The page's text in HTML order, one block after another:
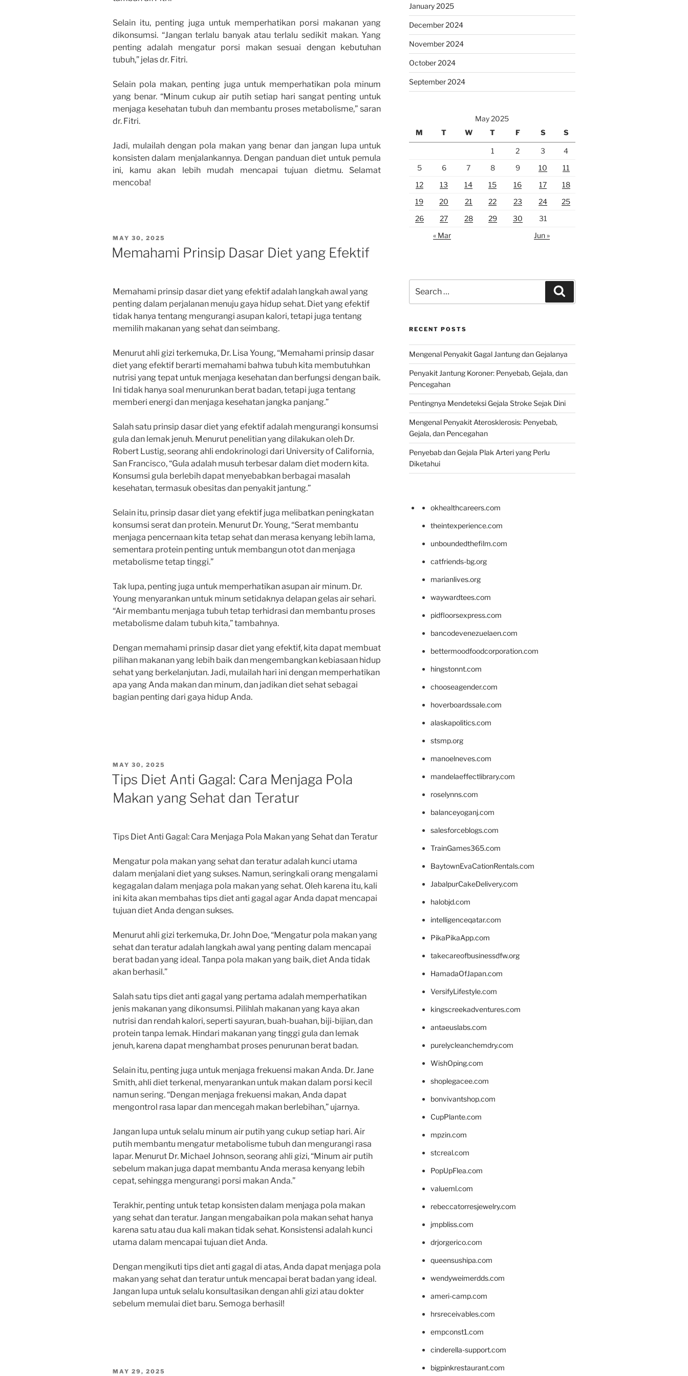
Selain itu, penting juga untuk memperhatikan porsi makanan yang
dikonsumsi. “Jangan terlalu banyak atau terlalu sedikit makan. Yang
penting adalah mengatur porsi makan sesuai dengan kebutuhan
tubuh,” jelas dr. Fitri.
Selain pola makan, penting juga untuk memperhatikan pola minum
yang benar. “Minum cukup air putih setiap hari sangat penting untuk
menjaga kesehatan tubuh dan membantu proses metabolisme,” saran
dr. Fitri.
Jadi, mulailah dengan pola makan yang benar dan jangan lupa untuk
konsisten dalam menjalankannya. Dengan panduan diet untuk pemula
ini, kamu akan lebih mudah mencapai tujuan dietmu. Selamat
mencoba!
POSTED
MAY 30, 2025
Memahami Prinsip Dasar Diet yang Efektif
Memahami prinsip dasar diet yang efektif adalah langkah awal yang
penting dalam perjalanan menuju gaya hidup sehat. Diet yang efektif
tidak hanya tentang mengurangi asupan kalori, tetapi juga tentang
memilih makanan yang sehat dan seimbang.
Menurut ahli gizi terkemuka, Dr. Lisa Young, “Memahami prinsip dasar
diet yang efektif berarti memahami bahwa tubuh kita membutuhkan
nutrisi yang tepat untuk menjaga kesehatan dan berfungsi dengan baik.
Ini tidak hanya soal menurunkan berat badan, tetapi juga tentang
memberi energi dan menjaga kesehatan jangka panjang.”
Salah satu prinsip dasar diet yang efektif adalah mengurangi konsumsi
gula dan lemak jenuh. Menurut penelitian yang dilakukan oleh Dr.
Robert Lustig, seorang ahli endokrinologi dari University of California,
San Francisco, “Gula adalah musuh terbesar dalam diet modern kita.
Konsumsi gula berlebih dapat menyebabkan berbagai masalah
kesehatan, termasuk obesitas dan penyakit jantung.”
Selain itu, prinsip dasar diet yang efektif juga melibatkan peningkatan
konsumsi serat dan protein. Menurut Dr. Young, “Serat membantu
menjaga pencernaan kita tetap sehat dan merasa kenyang lebih lama,
sementara protein penting untuk membangun otot dan menjaga
metabolisme tetap tinggi.”
Tak lupa, penting juga untuk memperhatikan asupan air minum. Dr.
Young menyarankan untuk minum setidaknya delapan gelas air sehari.
“Air membantu menjaga tubuh tetap terhidrasi dan membantu proses
metabolisme dalam tubuh kita,” tambahnya.
Dengan memahami prinsip dasar diet yang efektif, kita dapat membuat
pilihan makanan yang lebih baik dan mengembangkan kebiasaan hidup
sehat yang berkelanjutan. Jadi, mulailah hari ini dengan memperhatikan
apa yang Anda makan dan minum, dan jadikan diet sehat sebagai
bagian penting dari gaya hidup Anda.
POSTED
ON
MAY 30, 2025
Tips Diet Anti Gagal: Cara Menjaga Pola
Makan yang Sehat dan Teratur
Tips Diet Anti Gagal: Cara Menjaga Pola Makan yang Sehat dan Teratur
Mengatur pola makan yang sehat dan teratur adalah kunci utama
dalam menjalani diet yang sukses. Namun, seringkali orang mengalami
kegagalan dalam menjaga pola makan yang sehat. Oleh karena itu, kali
ini kita akan membahas tips diet anti gagal agar Anda dapat mencapai
tujuan diet Anda dengan sukses.
Menurut ahli gizi terkemuka, Dr. John Doe, “Mengatur pola makan yang
sehat dan teratur adalah langkah awal yang penting dalam mencapai
berat badan yang ideal. Tanpa pola makan yang baik, diet Anda tidak
akan berhasil.”
Salah satu tips diet anti gagal yang pertama adalah memperhatikan
jenis makanan yang dikonsumsi. Pilihlah makanan yang kaya akan
nutrisi dan rendah kalori, seperti sayuran, buah-buahan, biji-bijian, dan
protein tanpa lemak. Hindari makanan yang tinggi gula dan lemak
jenuh, karena dapat menghambat proses penurunan berat badan.
Selain itu, penting juga untuk menjaga frekuensi makan Anda. Dr. Jane
Smith, ahli diet terkenal, menyarankan untuk makan dalam porsi kecil
namun sering. “Dengan menjaga frekuensi makan, Anda dapat
mengontrol rasa lapar dan mencegah makan berlebihan,” ujarnya.
Jangan lupa untuk selalu minum air putih yang cukup setiap hari. Air
putih membantu mengatur metabolisme tubuh dan mengurangi rasa
lapar. Menurut Dr. Michael Johnson, seorang ahli gizi, “Minum air putih
sebelum makan juga dapat membantu Anda merasa kenyang lebih
cepat, sehingga mengurangi porsi makan Anda.”
Terakhir, penting untuk tetap konsisten dalam menjaga pola makan
yang sehat dan teratur. Jangan mengabaikan pola makan sehat hanya
karena satu atau dua kali makan tidak sehat. Konsistensi adalah kunci
utama dalam mencapai tujuan diet Anda.
Dengan mengikuti tips diet anti gagal di atas, Anda dapat menjaga pola
makan yang sehat dan teratur untuk mencapai berat badan yang ideal.
Jangan lupa untuk selalu konsultasikan dengan ahli gizi atau dokter
sebelum memulai diet baru. Semoga berhasil!
POSTED
MAY 29, 2025
January 2025
December 2024
November 2024
October 2024
September 2024
May 2025
M
T W T F S S
1 2 3
4
5
6 7 8 9 10
11
12
13 14 15 16 17
18
19
20 21 22 23 24
25
26
27 28 29 30
31
« Mar
Jun »
for:
RECENT POSTS
Mengenal Penyakit Gagal Jantung dan Gejalanya
Penyakit Jantung Koroner: Penyebab, Gejala, dan
Pencegahan
Pentingnya Mendeteksi Gejala Stroke Sejak Dini
Mengenal Penyakit Aterosklerosis: Penyebab,
Gejala, dan Pencegahan
Penyebab dan Gejala Plak Arteri yang Perlu
Diketahui
okhealthcareers.com
theintexperience.com
unboundedthefilm.com
catfriends-bg.org
marianlives.org
waywardtees.com
pidfloorsexpress.com
bancodevenezuelaen.com
bettermoodfoodcorporation.com
hingstonnt.com
chooseagender.com
hoverboardssale.com
alaskapolitics.com
stsmp.org
manoelneves.com
mandelaeffectlibrary.com
roselynns.com
balanceyoganj.com
salesforceblogs.com
TrainGames365.com
BaytownEvaCationRentals.com
JabalpurCakeDelivery.com
halobjd.com
intelligenceqatar.com
PikaPikaApp.com
takecareofbusinessdfw.org
HamadaOfJapan.com
VersifyLifestyle.com
kingscreekadventures.com
antaeuslabs.com
purelycleanchemdry.com
WishOping.com
shoplegacee.com
bonvivantshop.com
CupPlante.com
mpzin.com
stcreal.com
PopUpFlea.com
valueml.com
rebeccatorresjewelry.com
jmpbliss.com
drjorgerico.com
queensushipa.com
wendyweimerdds.com
ameri-camp.com
hrsreceivables.com
empconst1.com
cinderella-support.com
bigpinkrestaurant.com